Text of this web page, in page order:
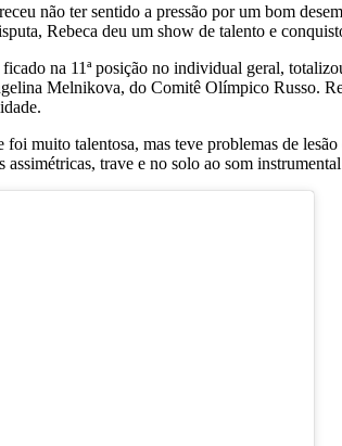
não ter sentido a pressão por um bom
Rebeca deu um show de talento e
na 11ª posição no individual geral,
Melnikova, do Comitê Olímpico Russo.
muito talentosa, mas teve problemas de
assimétricas, trave e no solo ao som